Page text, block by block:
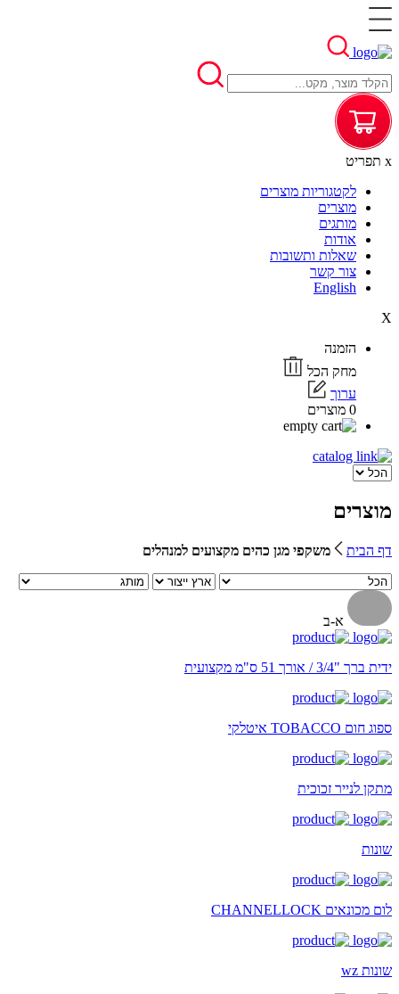
x תפריט
לקטגוריות מוצרים
מוצרים
מותגים
אודות
שאלות ותשובות
צור קשר
English
X
הזמנה
מחק הכל
ערוך
0 מוצרים
מוצרים
דף הבית משקפי מגן כהים מקצועים למנהלים
א-ב
ידית ברך "3/4 / אורך 51 ס"מ מקצועית
ספוג חום TOBACCO איטלקי
מתקן לנייר זכוכית
שונות
לום מכונאים CHANNELLOCK
שונות wz